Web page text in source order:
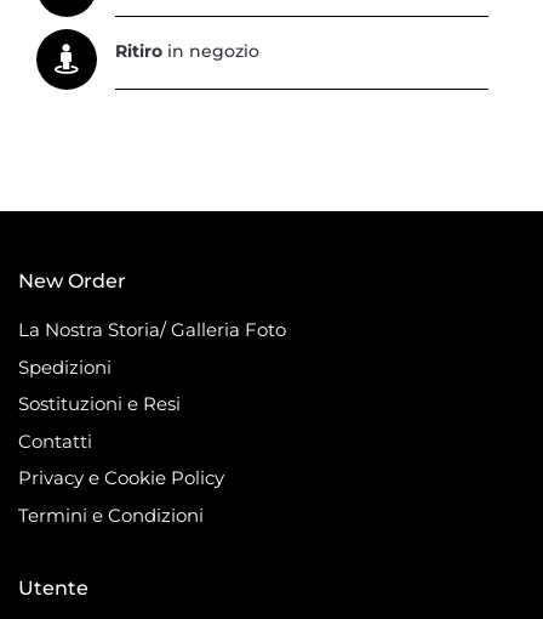
Ritiro in negozio
New Order
La Nostra Storia/ Galleria Foto
Spedizioni
Sostituzioni e Resi
Contatti
Privacy e Cookie Policy
Termini e Condizioni
Utente